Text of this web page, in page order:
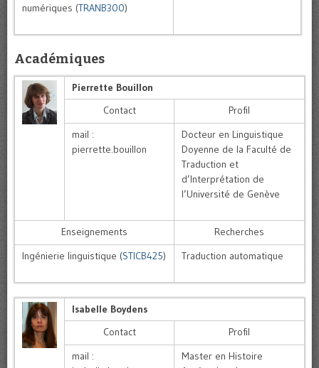
numériques (TRANB300)
Académiques
Pierrette Bouillon
Contact
Profil
mail :
pierrette.bouillon
Docteur en Linguistique
Doyenne de la Faculté de
Traduction et
d’Interprétation de
l’Université de Genève
Enseignements
Recherches
Ingénierie linguistique (STICB425) Traduction automatique
Isabelle Boydens
Contact
Profil
mail :
Master en Histoire